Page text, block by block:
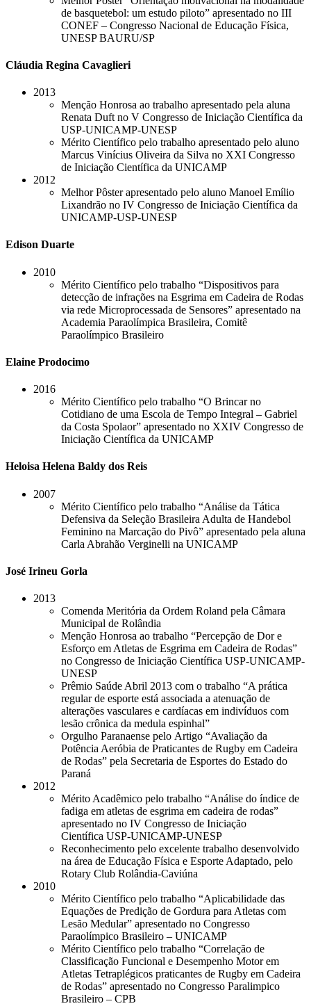
de basquetebol: um estudo piloto” apresentado no III
CONEF – Congresso Nacional de Educação Física,
UNESP BAURU/SP
Cláudia Regina Cavaglieri
2013
Menção Honrosa ao trabalho apresentado pela aluna
Renata Duft no V Congresso de Iniciação Científica da
USP-UNICAMP-UNESP
Mérito Científico pelo trabalho apresentado pelo aluno
Marcus Vinícius Oliveira da Silva no XXI Congresso
de Iniciação Científica da UNICAMP
2012
Melhor Pôster apresentado pelo aluno Manoel Emílio
Lixandrão no IV Congresso de Iniciação Científica da
UNICAMP-USP-UNESP
Edison Duarte
2010
Mérito Científico pelo trabalho “Dispositivos para
detecção de infrações na Esgrima em Cadeira de Rodas
via rede Microprocessada de Sensores” apresentado na
Academia Paraolímpica Brasileira, Comitê
Paraolímpico Brasileiro
Elaine Prodocimo
2016
Mérito Científico pelo trabalho “O Brincar no
Cotidiano de uma Escola de Tempo Integral – Gabriel
da Costa Spolaor” apresentado no XXIV Congresso de
Iniciação Científica da UNICAMP
Heloisa Helena Baldy dos Reis
2007
Mérito Científico pelo trabalho “Análise da Tática
Defensiva da Seleção Brasileira Adulta de Handebol
Feminino na Marcação do Pivô” apresentado pela aluna
Carla Abrahão Verginelli na UNICAMP
José Irineu Gorla
2013
Comenda Meritória da Ordem Roland pela Câmara
Municipal de Rolândia
Menção Honrosa ao trabalho “Percepção de Dor e
Esforço em Atletas de Esgrima em Cadeira de Rodas”
no Congresso de Iniciação Científica USP-UNICAMP-
UNESP
Prêmio Saúde Abril 2013 com o trabalho “A prática
regular de esporte está associada a atenuação de
alterações vasculares e cardíacas em indivíduos com
lesão crônica da medula espinhal”
Orgulho Paranaense pelo Artigo “Avaliação da
Potência Aeróbia de Praticantes de Rugby em Cadeira
de Rodas” pela Secretaria de Esportes do Estado do
Paraná
2012
Mérito Acadêmico pelo trabalho “Análise do índice de
fadiga em atletas de esgrima em cadeira de rodas”
apresentado no IV Congresso de Iniciação
Científica USP-UNICAMP-UNESP
Reconhecimento pelo excelente trabalho desenvolvido
na área de Educação Física e Esporte Adaptado, pelo
Rotary Club Rolândia-Caviúna
2010
Mérito Científico pelo trabalho “Aplicabilidade das
Equações de Predição de Gordura para Atletas com
Lesão Medular” apresentado no Congresso
Paraolímpico Brasileiro – UNICAMP
Mérito Científico pelo trabalho “Correlação de
Classificação Funcional e Desempenho Motor em
Atletas Tetraplégicos praticantes de Rugby em Cadeira
de Rodas” apresentado no Congresso Paralimpico
Brasileiro – CPB